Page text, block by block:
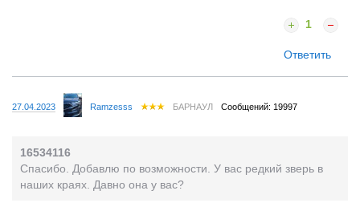
1
Ответить
27.04.2023 Ramzesss БАРНАУЛ Сообщений: 19997
16534116
Спасибо. Добавлю по возможности. У вас редкий зверь в
наших краях. Давно она у вас?